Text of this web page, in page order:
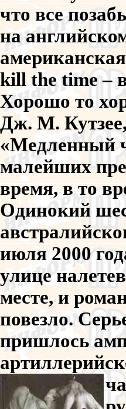
что все
на
kill the time –
Хорошо то
Дж. М. Кутзее,
«Медленный
малейших
время, в то
Одинокий
июля 2000
улице
месте, и
повезло.
пришлось